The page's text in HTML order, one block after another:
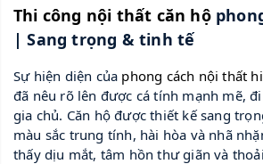
Thi công nội thất căn hộ
| Sang trọng & tinh tế
Sự hiện diện của phong cách nội thất
đã nêu rõ lên được cá tính mạnh mẽ,
gia chủ. Căn hộ được thiết kế sang
màu sắc trung tính, hài hòa và nhã
thấy dịu mắt, tâm hồn thư giãn và